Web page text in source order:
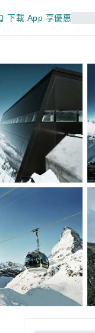
下載 App 享優惠